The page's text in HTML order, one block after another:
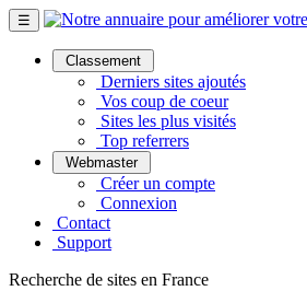
☰
Classement
Derniers sites ajoutés
Vos coup de coeur
Sites les plus visités
Top referrers
Webmaster
Créer un compte
Connexion
Contact
Support
Recherche de sites en France